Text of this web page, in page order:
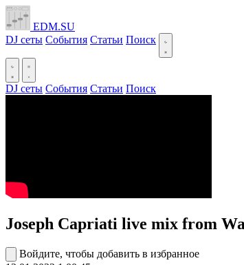
EDM.SU
DJ сеты События Статьи Поиск
DJ сеты События Статьи Поиск
Joseph Capriati live mix from
Войдите, чтобы добавить в избранное